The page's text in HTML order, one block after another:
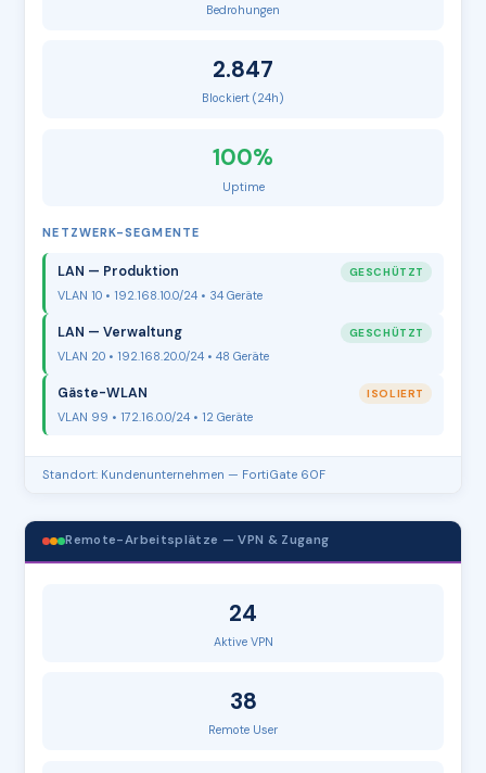
Bedrohungen
2.847
Blockiert (24h)
100%
Uptime
NETZWERK-SEGMENTE
LAN — Produktion GESCHÜTZT
VLAN 10 • 192.168.10.0/24 • 34 Geräte
LAN — Verwaltung GESCHÜTZT
VLAN 20 • 192.168.20.0/24 • 48 Geräte
Gäste-WLAN ISOLIERT
VLAN 99 • 172.16.0.0/24 • 12 Geräte
Standort: Kundenunternehmen — FortiGate 60F
Remote-Arbeitsplätze — VPN & Zugang
24
Aktive VPN
38
Remote User